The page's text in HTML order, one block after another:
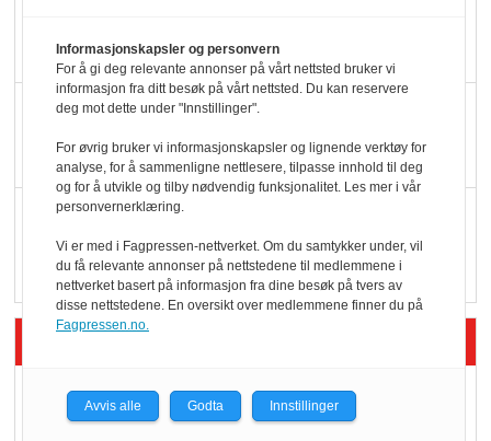
hyller
KI lager mat i butikken
Q passerte 1 milliard i
Rema i 2025
Siste artikler - Økologisk
Kolonihagens norske
yoghurt: Trues av
Informasjonskapsler og personvern
For å gi deg relevante annonser på vårt nettsted bruker vi
informasjon fra ditt besøk på vårt nettsted. Du kan reservere
deg mot dette under "Innstillinger".
For øvrig bruker vi informasjonskapsler og lignende verktøy for
analyse, for å sammenligne nettlesere, tilpasse innhold til deg
og for å utvikle og tilby nødvendig funksjonalitet. Les mer i vår
personvernerklæring.
Vi er med i Fagpressen-nettverket. Om du samtykker under, vil
du få relevante annonser på nettstedene til medlemmene i
nettverket basert på informasjon fra dine besøk på tvers av
disse nettstedene. En oversikt over medlemmene finner du på
Fagpressen.no.
Avvis alle Godta Innstillinger